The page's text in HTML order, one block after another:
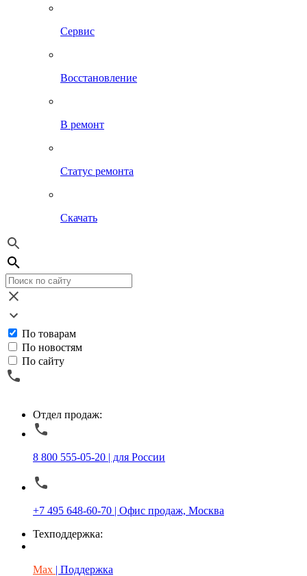
Сервис
Восстановление
В ремонт
Статус ремонта
Скачать
По товарам
По новостям
По сайту
Отдел продаж:
8 800 555-05-20 | для России
+7 495 648-60-70 | Офис продаж, Москва
Техподдержка:
Max | Поддержка